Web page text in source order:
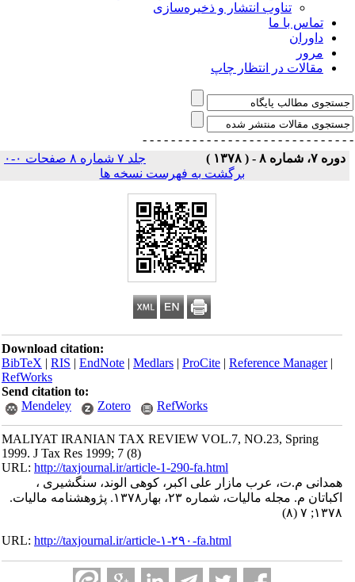
تناوب انتشار و ذخیره‌سازی
تماس با ما
داوران
مرور
مقالات در انتظار چاپ
- - - - - - - - - - - - -
- - - - - - - - - - - - - - -
دوره ۷، شماره ۸ - ( ۱۳۷۸ )
جلد ۷ شماره ۸ صفحات ۰-۰
|
برگشت به فهرست نسخه ها
Download citation:
BibTeX|RIS|EndNote|Medlars|ProCite|Reference Manager
RefWorks
Send citation to:
Mendeley
Zotero RefWorks
MALIYAT IRANIAN TAX REVIEW VOL.7, NO.23, Spring
1999. J Tax Res 1999; 7 (8)
URL:http://taxjournal.ir/article-1-290-fa.html
همدانی م.ت، عرب مازار علی اکبر، کوهی الوند، سنگشیری ،
اکباتان م. مجله مالیات، شماره ۲۳، بهار۱۳۷۸. پژوهشنامه مالیات.
۱۳۷۸; ۷ (۸)
URL:http://taxjournal.ir/article-۱-۲۹۰-fa.html